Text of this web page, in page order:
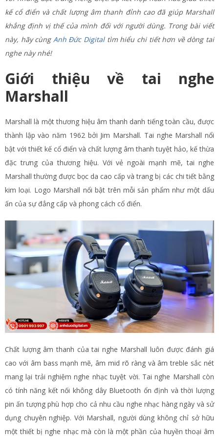
kế cổ điển và chất lượng âm thanh đỉnh cao đã giúp Marshall
khẳng định vị thế của mình đối với người dùng. Trong bài viết
này, hãy cùng Anh Đức Digitaltìm hiểu chi tiết hơn về dòng tai
nghe này nhé!
Giới thiệu về tai nghe
Marshall
Marshall là một thương hiệu âm thanh danh tiếng toàn cầu, được
thành lập vào năm 1962 bởi Jim Marshall. Tai nghe Marshall nổi
bật với thiết kế cổ điển và chất lượng âm thanh tuyệt hảo, kế thừa
đặc trưng của thương hiệu. Với vẻ ngoài mạnh mẽ, tai nghe
Marshall thường được bọc da cao cấp và trang bị các chi tiết bằng
kim loại. Logo Marshall nổi bật trên mỗi sản phẩm như một dấu
ấn của sự đẳng cấp và phong cách cổ điển.
Chất lượng âm thanh của tai nghe Marshall luôn được đánh giá
cao với âm bass mạnh mẽ, âm mid rõ ràng và âm treble sắc nét
mang lại trải nghiệm nghe nhạc tuyệt vời. Tai nghe Marshall còn
có tính năng kết nối không dây Bluetooth ổn định và thời lượng
pin ấn tượng phù hợp cho cả nhu cầu nghe nhạc hàng ngày và sử
dụng chuyên nghiệp. Với Marshall, người dùng không chỉ sở hữu
một thiết bị nghe nhạc mà còn là một phần của huyền thoại âm